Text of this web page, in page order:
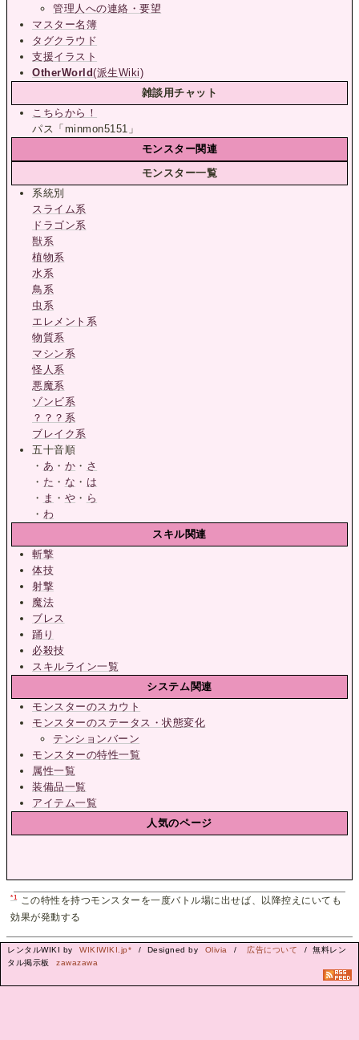
管理人への連絡・要望
マスター名簿
タグクラウド
支援イラスト
OtherWorld(派生Wiki)
雑談用チャット
こちらから！
パス「minmon5151」
モンスター関連
モンスター一覧
系統別
スライム系
ドラゴン系
獣系
植物系
水系
鳥系
虫系
エレメント系
物質系
マシン系
怪人系
悪魔系
ゾンビ系
？？？系
ブレイク系
五十音順
・ あ ・ か ・ さ
・ た ・ な ・ は
・ ま ・ や ・ ら
・ わ
スキル関連
斬撃
体技
射撃
魔法
ブレス
踊り
必殺技
スキルライン一覧
システム関連
モンスターのスカウト
モンスターのステータス・状態変化
テンションバーン
モンスターの特性一覧
属性一覧
装備品一覧
アイテム一覧
人気のページ
*1 この特性を持つモンスターを一度バトル場に出せば、以降控えにいても
効果が発動する
レンタルWIKI by WIKIWIKI.jp* / Designed by Olivia / 広告について
/ 無料レン
タル掲示板
zawazawa